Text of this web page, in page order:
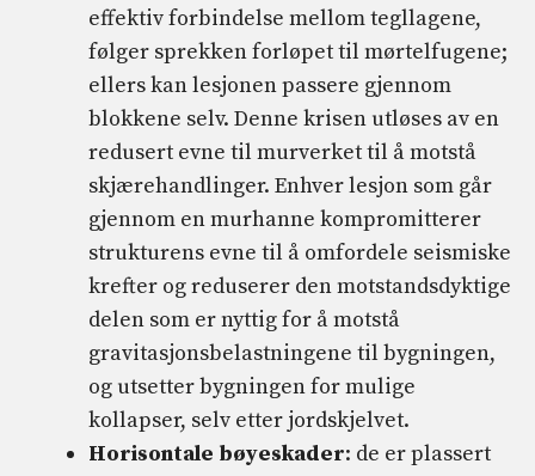
effektiv forbindelse mellom tegllagene,
følger sprekken forløpet til mørtelfugene;
ellers kan lesjonen passere gjennom
blokkene selv. Denne krisen utløses av en
redusert evne til murverket til å motstå
skjærehandlinger. Enhver lesjon som går
gjennom en murhanne kompromitterer
strukturens evne til å omfordele seismiske
krefter og reduserer den motstandsdyktige
delen som er nyttig for å motstå
gravitasjonsbelastningene til bygningen,
og utsetter bygningen for mulige
kollapser, selv etter jordskjelvet.
Horisontale bøyeskader: de er plassert